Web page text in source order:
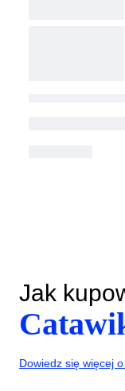
Jak
Dowiedz się więcej